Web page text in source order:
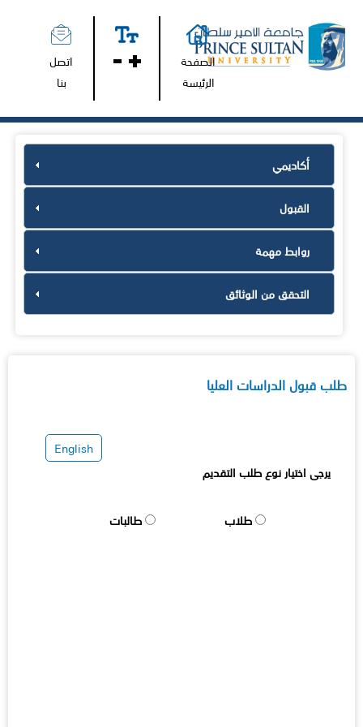
الصفحة
الرئيسة
اتصل
بنا
أكاديمي
القبول
روابط مهمة
التحقق من الوثائق
طلب قبول الدراسات العليا
English
يرجى اختيار نوع طلب التقديم
طلاب طالبات